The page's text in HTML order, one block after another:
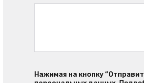
Нажимая на кнопку